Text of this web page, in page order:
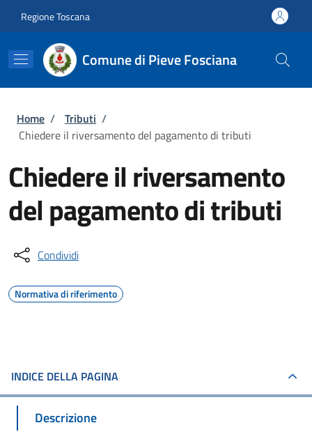
Regione Toscana
Comune di Pieve Fosciana
Briciole di pane
Home / Tributi /
Chiedere il riversamento del pagamento di tributi
Chiedere il riversamento
del pagamento di tributi
Condividi
Normativa di riferimento
INDICE DELLA PAGINA
Descrizione